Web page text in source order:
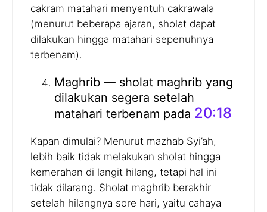
cakram matahari menyentuh cakrawala
(menurut beberapa ajaran, sholat dapat
dilakukan hingga matahari sepenuhnya
terbenam).
Maghrib — sholat maghrib yang
dilakukan segera setelah
matahari terbenam pada 20:18
Kapan dimulai? Menurut mazhab Syi’ah,
lebih baik tidak melakukan sholat hingga
kemerahan di langit hilang, tetapi hal ini
tidak dilarang. Sholat maghrib berakhir
setelah hilangnya sore hari, yaitu cahaya